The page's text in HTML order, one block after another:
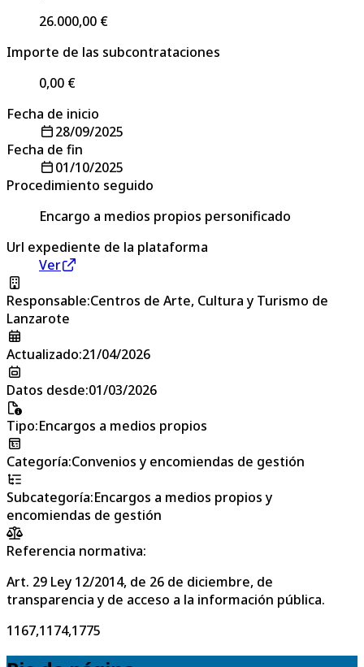
26.000,00 €
Importe de las subcontrataciones
0,00 €
Fecha de inicio
28/09/2025
Fecha de fin
01/10/2025
Procedimiento seguido
Encargo a medios propios personificado
Url expediente de la plataforma
Ver
Responsable:Centros de Arte, Cultura y Turismo de
Lanzarote
Actualizado:21/04/2026
Datos desde:01/03/2026
Tipo:Encargos a medios propios
Categoría:Convenios y encomiendas de gestión
Subcategoría:Encargos a medios propios y
encomiendas de gestión
Referencia normativa:
Art. 29 Ley 12/2014, de 26 de diciembre, de
transparencia y de acceso a la información pública.
1167,1174,1775